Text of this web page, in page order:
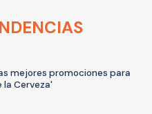
mejores promociones para
la Cerveza'